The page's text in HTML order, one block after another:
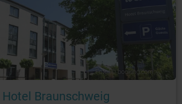
Foto: © booking.com
Braunschweig